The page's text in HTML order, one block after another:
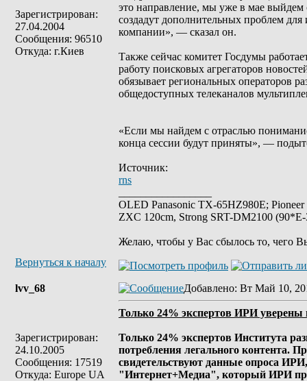
Зарегистрирован:
27.04.2004
Сообщения: 96510
Откуда: г.Киев
это направление, мы уже в мае выйдем
создадут дополнительных проблем
компании», — сказал он.
Также сейчас комитет Госдумы
работу поисковых агрегаторов
обязывает региональных операторов
общедоступных телеканалов
«Если мы найдем с отраслью
конца сессии будут приняты», —
Источник:
rns
OLED Panasonic TX-65HZ980E;
ZXC 120cm, Strong SRT-DM2100
Желаю, чтобы у Вас сбылось то, чего
Вернуться к началу
lvv_68
Зарегистрирован:
24.10.2005
Сообщения: 17519
Откуда: Europe UA
Добавлено: Вт Май 10,
Только 24% экспертов ИРИ
Только 24% экспертов Института
потребления легального контента.
свидетельствуют данные опроса
"Интернет+Медиа", который ИРИ